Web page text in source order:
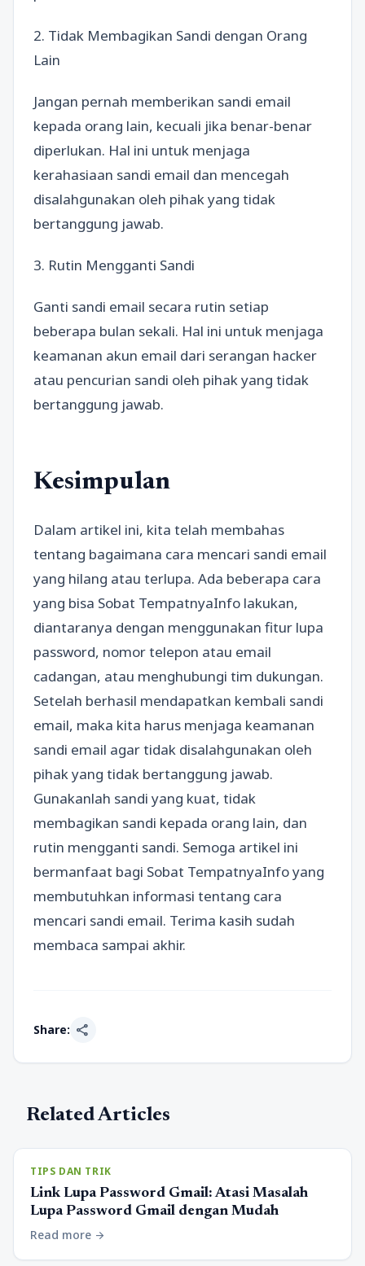
2. Tidak Membagikan Sandi dengan Orang
Lain
Jangan pernah memberikan sandi email
kepada orang lain, kecuali jika benar-benar
diperlukan. Hal ini untuk menjaga
kerahasiaan sandi email dan mencegah
disalahgunakan oleh pihak yang tidak
bertanggung jawab.
3. Rutin Mengganti Sandi
Ganti sandi email secara rutin setiap
beberapa bulan sekali. Hal ini untuk menjaga
keamanan akun email dari serangan hacker
atau pencurian sandi oleh pihak yang tidak
bertanggung jawab.
Kesimpulan
Dalam artikel ini, kita telah membahas
tentang bagaimana cara mencari sandi email
yang hilang atau terlupa. Ada beberapa cara
yang bisa Sobat TempatnyaInfo lakukan,
diantaranya dengan menggunakan fitur lupa
password, nomor telepon atau email
cadangan, atau menghubungi tim dukungan.
Setelah berhasil mendapatkan kembali sandi
email, maka kita harus menjaga keamanan
sandi email agar tidak disalahgunakan oleh
pihak yang tidak bertanggung jawab.
Gunakanlah sandi yang kuat, tidak
membagikan sandi kepada orang lain, dan
rutin mengganti sandi. Semoga artikel ini
bermanfaat bagi Sobat TempatnyaInfo yang
membutuhkan informasi tentang cara
mencari sandi email. Terima kasih sudah
membaca sampai akhir.
Share: share
Related Articles
TIPS DAN TRIK
Link Lupa Password Gmail: Atasi Masalah
Lupa Password Gmail dengan Mudah
Read more arrow_forward